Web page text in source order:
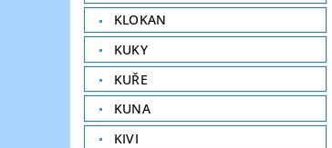
KLOKAN
KUKY
KUŘE
KUNA
KIVI